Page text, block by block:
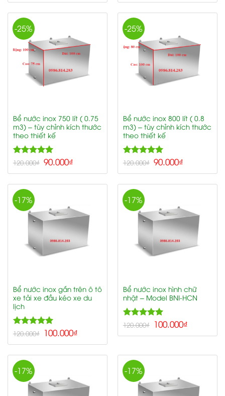
-25%
Bể nước inox 750 lít ( 0.75
m3) – tùy chỉnh kích thước
theo thiết kế
Rated5.00
120.000₫ 90.000₫
-25%
Bể nước inox 800 lít ( 0.8
m3) – tùy chỉnh kích thước
theo thiết kế
Rated5.00
120.000₫ 90.000₫
-17%
Bể nước inox gắn trên ô tô
xe tải xe đầu kéo xe du
lịch
Rated5.00
120.000₫ 100.000₫
-17%
Bể nước inox hình chữ
nhật – Model BNI-HCN
Rated5.00
120.000₫ 100.000₫
-17% -17%